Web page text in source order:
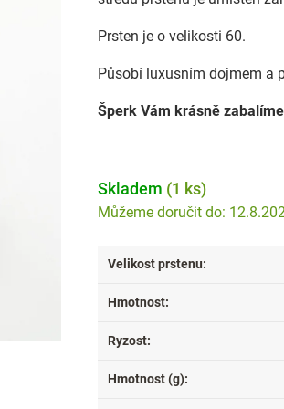
Prsten je o velikosti 60.
Působí luxusním dojmem a
Šperk Vám krásně
Skladem (1 ks)
Velikost prstenu:
Hmotnost:
Ryzost:
Hmotnost (g):